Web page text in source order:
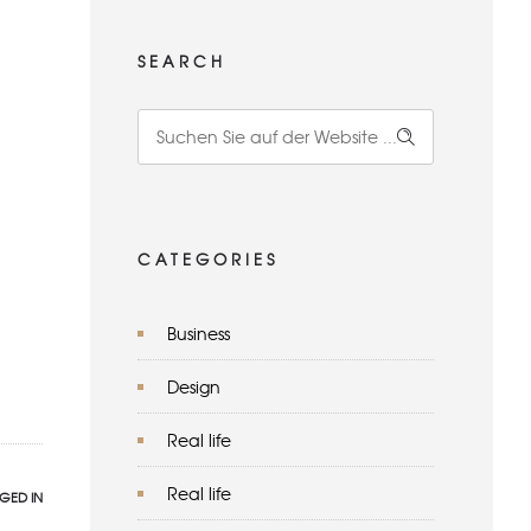
IN
SEARCH
CATEGORIES
Business
Design
Real life
Real life